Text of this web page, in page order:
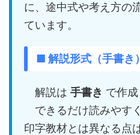
に、途中式や考え方の
ています。
■ 解説形式（手書き
解説は 手書き で作成
できるだけ読みやす
印字教材とは異なる点